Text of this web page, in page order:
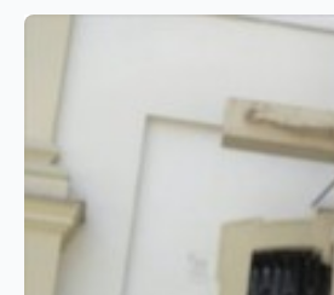
a ferences kolostor
könyvtárához vezető
kolostor ajtaja mellett kap